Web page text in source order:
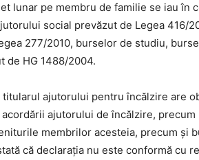
lunar pe membru de familie se iau în
social prevăzut de Legea 416/
277/2010, burselor de studiu,
de HG 1488/2004.
titularul ajutorului pentru încălzire are
ajutorului de încălzire,
membrilor acesteia, precum și
că declarația nu este conformă cu